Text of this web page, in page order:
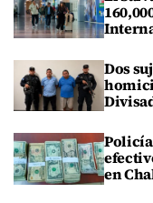
Dos
Policía
en